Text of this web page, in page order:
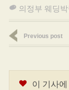
의정부 웨딩
Previous post
이 기사